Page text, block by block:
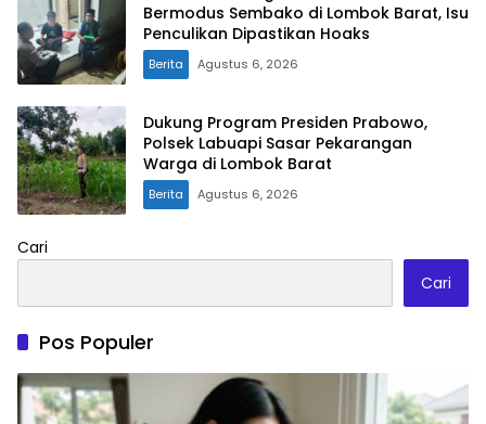
Bermodus Sembako di Lombok Barat, Isu
Penculikan Dipastikan Hoaks
Berita Agustus 6, 2026
Dukung Program Presiden Prabowo,
Polsek Labuapi Sasar Pekarangan
Warga di Lombok Barat
Berita Agustus 6, 2026
Cari
Cari
Pos Populer